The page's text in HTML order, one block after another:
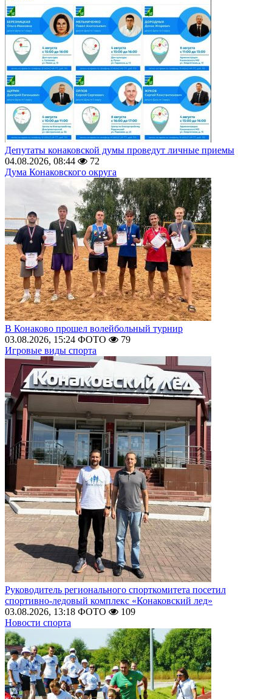
Депутаты конаковской думы проведут личные приемы
04.08.2026, 08:44
72
Дума Конаковского округа
В Конаково прошел волейбольный турнир
03.08.2026, 15:24 ФОТО
79
Игровые виды спорта
Руководитель регионального спорткомитета посетил
спортивно-ледовый комплекс «Конаковский лед»
03.08.2026, 13:18 ФОТО
109
Новости спорта